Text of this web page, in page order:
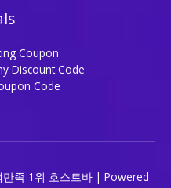
Coupon
Discount Code
Code
족 1위 호스트바 | Powered